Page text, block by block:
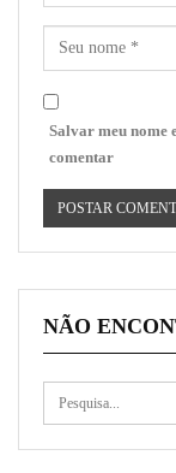
Salvar meu nome
comentar
NÃO